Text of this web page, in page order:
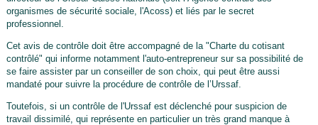
organismes de sécurité sociale, l'Acoss) et liés par le secret
professionnel.
Cet avis de contrôle doit être accompagné de la "Charte du cotisant
contrôlé" qui informe notamment l'auto-entrepreneur sur sa possibilité de
se faire assister par un conseiller de son choix, qui peut être aussi
mandaté pour suivre la procédure de contrôle de l’Urssaf.
Toutefois, si un contrôle de l'Urssaf est déclenché pour suspicion de
travail dissimilé, qui représente en particulier un très grand manque à